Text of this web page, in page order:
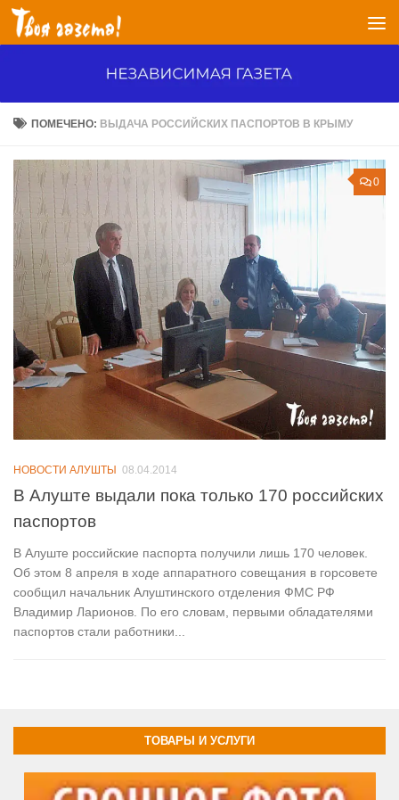
Перейти к содержимому
ПОМЕЧЕНО: ВЫДАЧА РОССИЙСКИХ ПАСПОРТОВ В КРЫМУ
0
НОВОСТИ АЛУШТЫ 08.04.2014
В Алуште выдали пока только 170 российских
паспортов
В Алуште российские паспорта получили лишь 170 человек.
Об этом 8 апреля в ходе аппаратного совещания в горсовете
сообщил начальник Алуштинского отделения ФМС РФ
Владимир Ларионов. По его словам, первыми обладателями
паспортов стали работники...
ТОВАРЫ И УСЛУГИ